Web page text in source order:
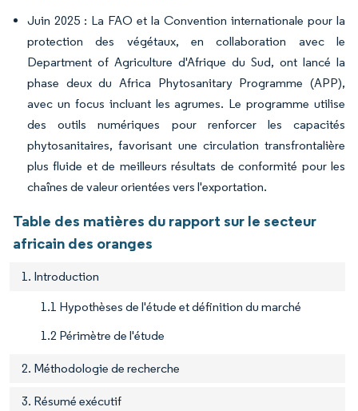
Juin 2025 : La FAO et la Convention internationale pour la
protection des végétaux, en collaboration avec le
Department of Agriculture d'Afrique du Sud, ont lancé la
phase deux du Africa Phytosanitary Programme (APP),
avec un focus incluant les agrumes. Le programme utilise
des outils numériques pour renforcer les capacités
phytosanitaires, favorisant une circulation transfrontalière
plus fluide et de meilleurs résultats de conformité pour les
chaînes de valeur orientées vers l'exportation.
Table des matières du rapport sur le secteur
africain des oranges
1. Introduction
1.1 Hypothèses de l'étude et définition du marché
1.2 Périmètre de l'étude
2. Méthodologie de recherche
3. Résumé exécutif